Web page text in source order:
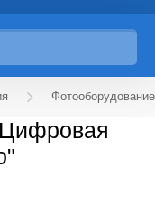
Фотооборудование